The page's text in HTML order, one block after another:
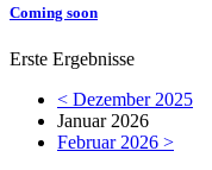
Coming soon
Erste Ergebnisse
< Dezember 2025
Januar 2026
Februar 2026 >